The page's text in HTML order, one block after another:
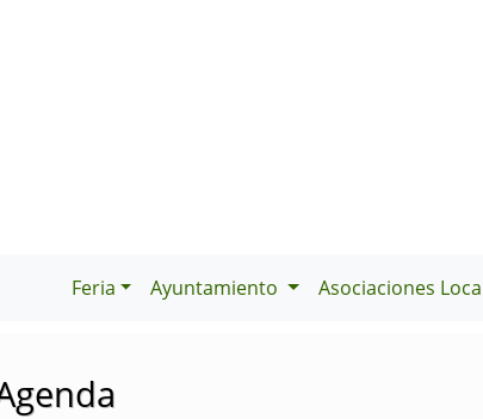
Feria Ayuntamiento Asociaciones